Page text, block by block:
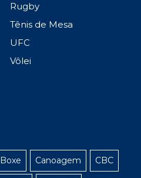
Rugby
Tênis de Mesa
UFC
Vôlei
Boxe Canoagem CBC